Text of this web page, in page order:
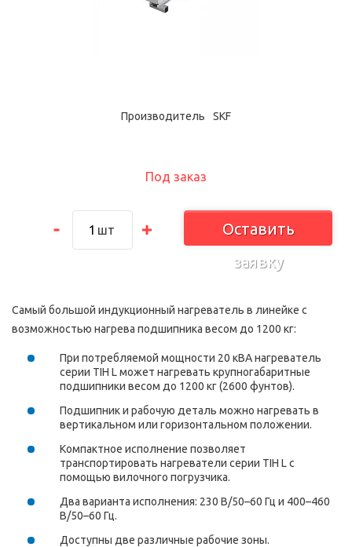
Под заказ
шт
Оставить
заявку
Производитель SKF
Самый большой индукционный нагреватель в линейке с
возможностью нагрева подшипника весом до 1200 кг:
При потребляемой мощности 20 кВА нагреватель
серии TIH L может нагревать крупногабаритные
подшипники весом до 1200 кг (2600 фунтов).
Подшипник и рабочую деталь можно нагревать в
вертикальном или горизонтальном положении.
Компактное исполнение позволяет
транспортировать нагреватели серии TIH L с
помощью вилочного погрузчика.
Два варианта исполнения: 230 В/50–60 Гц и 400–460
В/50–60 Гц.
Доступны две различные рабочие зоны.